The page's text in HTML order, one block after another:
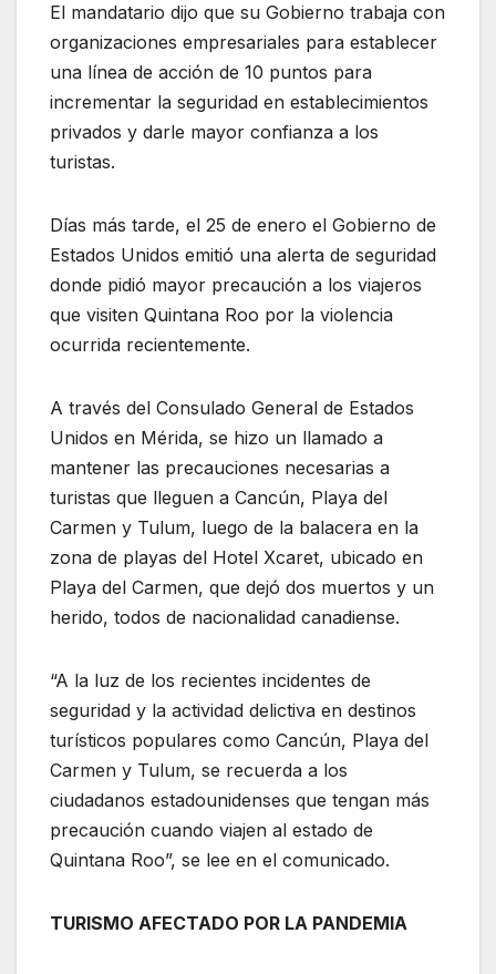
El mandatario dijo que su Gobierno trabaja con
organizaciones empresariales para establecer
una línea de acción de 10 puntos para
incrementar la seguridad en establecimientos
privados y darle mayor confianza a los
turistas.
Días más tarde, el 25 de enero el Gobierno de
Estados Unidos emitió una alerta de seguridad
donde pidió mayor precaución a los viajeros
que visiten Quintana Roo por la violencia
ocurrida recientemente.
A través del Consulado General de Estados
Unidos en Mérida, se hizo un llamado a
mantener las precauciones necesarias a
turistas que lleguen a Cancún, Playa del
Carmen y Tulum, luego de la balacera en la
zona de playas del Hotel Xcaret, ubicado en
Playa del Carmen, que dejó dos muertos y un
herido, todos de nacionalidad canadiense.
“A la luz de los recientes incidentes de
seguridad y la actividad delictiva en destinos
turísticos populares como Cancún, Playa del
Carmen y Tulum, se recuerda a los
ciudadanos estadounidenses que tengan más
precaución cuando viajen al estado de
Quintana Roo”, se lee en el comunicado.
TURISMO AFECTADO POR LA PANDEMIA